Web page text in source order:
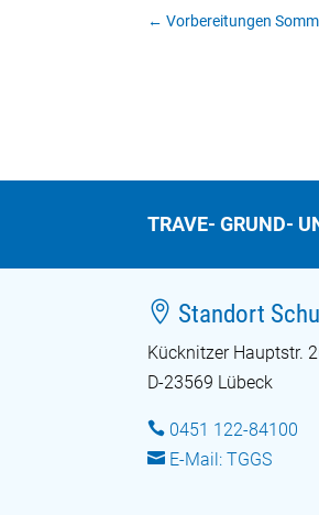
←Vorbereitungen
TRAVE- GRUND-
 Standort
Kücknitzer Hauptstr.
D-23569 Lübeck
 0451 122-84100
 E-Mail: TGGS